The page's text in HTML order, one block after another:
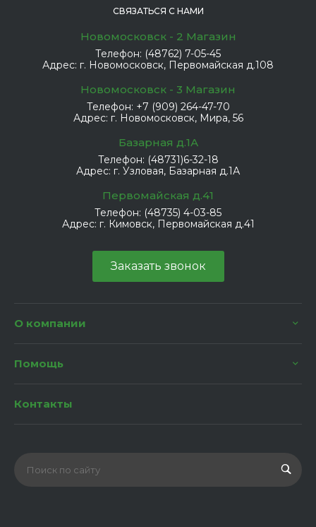
СВЯЗАТЬСЯ С НАМИ
Новомосковск - 2 Магазин
Телефон: (48762) 7-05-45
Адрес: г. Новомосковск, Первомайская д.108
Новомосковск - 3 Магазин
Телефон: +7 (909) 264-47-70
Адрес: г. Новомосковск, Мира, 56
Базарная д.1А
Телефон: (48731)6-32-18
Адрес: г. Узловая, Базарная д.1А
Первомайская д.41
Телефон: (48735) 4-03-85
Адрес: г. Кимовск, Первомайская д.41
Заказать звонок
О компании
Помощь
Контакты